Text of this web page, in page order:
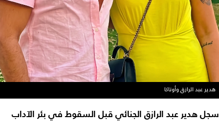
هدير عبد الرازق وأوتاكا
سجل هدير عبد الرازق الجنائي قبل السقوط في بئر الآداب